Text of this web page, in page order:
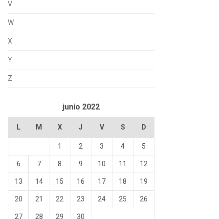
V
W
X
Y
Z
junio 2022
L M X J V S D
1 2 3 4 5
6 7 8 9 10 11 12
13 14 15 16 17 18 19
20 21 22 23 24 25 26
27 28 29 30